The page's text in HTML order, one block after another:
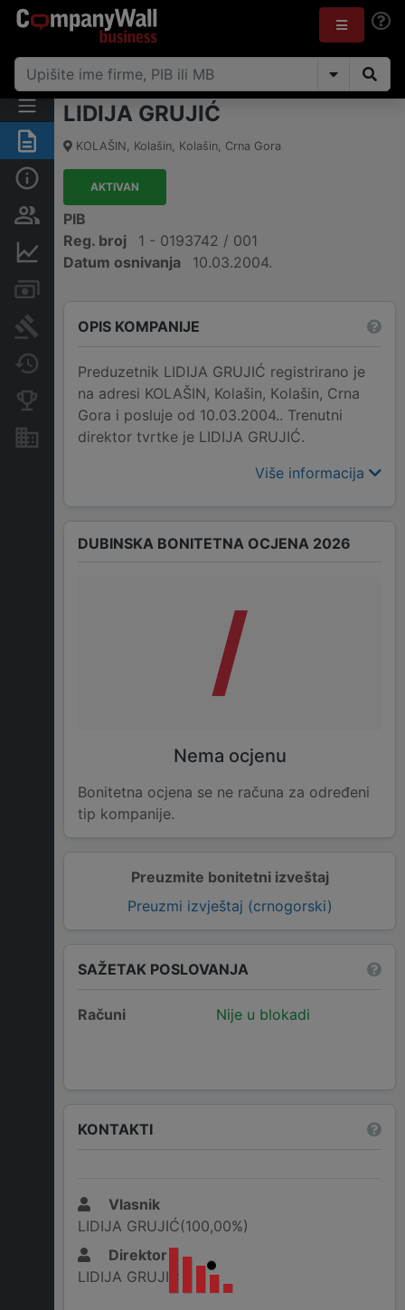
Sažetak
Osobe i vlasništvo
Finansijski podaci
Arhiva sudskih objava
Promjene
Konkurentne kompanije
Nekretnine i imovina
LIDIJA GRUJIĆ
KOLAŠIN, Kolašin, Кolašin, Crna Gora
AKTIVAN
PIB
Reg. broj
1 - 0193742 / 001
Datum osnivanja
10.03.2004.
OPIS KOMPANIJE
Preduzetnik LIDIJA GRUJIĆ registrirano je
na adresi KOLAŠIN, Kolašin, Кolašin, Crna
Gora i posluje od 10.03.2004.. Trenutni
direktor tvrtke je LIDIJA GRUJIĆ.
Više informacija
Preuzmite bonitetni izveštaj
Preuzmi izvještaj (crnogorski)
DUBINSKA BONITETNA OCJENA 2026
/
Nema ocjenu
Bonitetna ocjena se ne računa za određeni
tip kompanije.
SAŽETAK POSLOVANJA
Računi Nije u blokadi
KONTAKTI
Vlasnik
LIDIJA GRUJIĆ(100,00%)
Direktor
LIDIJA GRUJIĆ